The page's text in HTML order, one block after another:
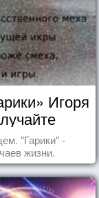
Игоря
"Гарики" -
жизни.